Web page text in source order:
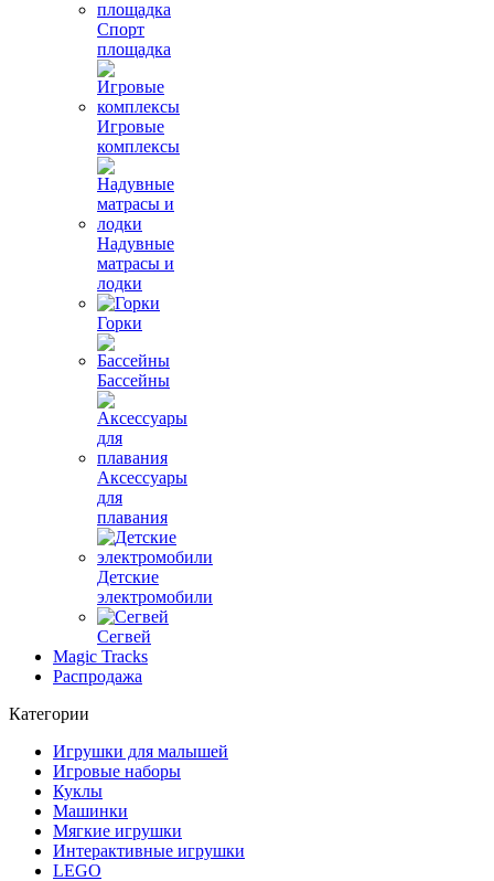
Спорт
площадка
Игровые
комплексы
Надувные
матрасы и
лодки
Горки
Бассейны
Аксессуары
для
плавания
Детские
электромобили
Сегвей
Magic Tracks
Распродажа
Категории
Игрушки для малышей
Игровые наборы
Куклы
Машинки
Мягкие игрушки
Интерактивные игрушки
LEGO